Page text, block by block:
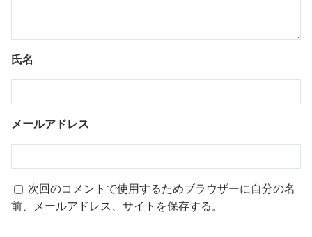
氏名
メールアドレス
次回のコメントで使用するためブラウザーに自分の名
前、メールアドレス、サイトを保存する。